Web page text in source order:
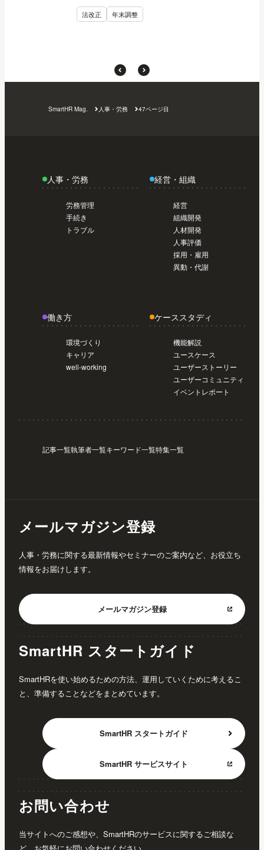
法改正 年末調整
SmartHR Mag. 人事・労務 47ページ目
人事・労務
労務管理
手続き
トラブル
経営・組織
経営
組織開発
人材開発
人事評価
採用・雇用
異動・代謝
働き方
環境づくり
キャリア
well-working
ケーススタディ
機能解説
ユースケース
ユーザーストーリー
ユーザーコミュニティ
イベントレポート
記事一覧執筆者一覧キーワード一覧特集一覧
メールマガジン登録
人事・労務に関する最新情報やセミナーのご案内など、お役立ち
情報をお届けします。
メールマガジン登録
SmartHR スタートガイド
SmartHRを使い始めるための方法、運用していくために考えるこ
と、準備することなどをまとめています。
SmartHR スタートガイド
SmartHR サービスサイト
お問い合わせ
当サイトへのご感想や、SmartHRのサービスに関するご相談な
ど、お気軽にお問い合わせください。